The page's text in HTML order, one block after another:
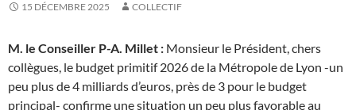
15 DÉCEMBRE 2025 COLLECTIF
M. le Conseiller P-A. Millet : Monsieur le Président, chers
collègues, le budget primitif 2026 de la Métropole de Lyon -un
peu plus de 4 milliards d’euros, près de 3 pour le budget
principal- confirme une situation un peu plus favorable au